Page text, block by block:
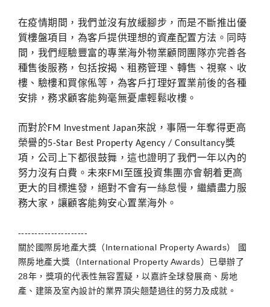
在疫情期間，我們並沒有放緩腳步，而是不斷推出優
質樓盤項目，為客戶提供理想的資產配置方法。同時
間，我們經驗豐富的專業海外物業顧問團隊亦完善各
種售後服務，包括按揭、租務管理、轉售、視察、收
樓、驗樓和買傢俬等，為客戶打理好置業前後的各種
安排，務求顧客能夠毫無憂慮輕鬆收樓。
而對於FM Investment Japan來說，事隔一年奪得更高
榮譽的5-Star Best Property Agency / Consultancy獎
項，公司上下都很鼓舞，這也證明了我們一年以內的
努力沒有白費。未來FMI 至匯投資集團亦會朝着更高
更大的目標進發，絕對不會有一絲怠慢，繼續盡力服
務大家，讓顧客能夠安心置業海外。
---------------------
關於國際房地產大獎（International Property Awards） 國
際房地產大獎（International Property Awards）已舉辦了
28年，獎項的代表性無容置疑，以嘉許全球發展商、房地
產、建築及室內設計的業界頂尖翹楚過往的努力及成就。